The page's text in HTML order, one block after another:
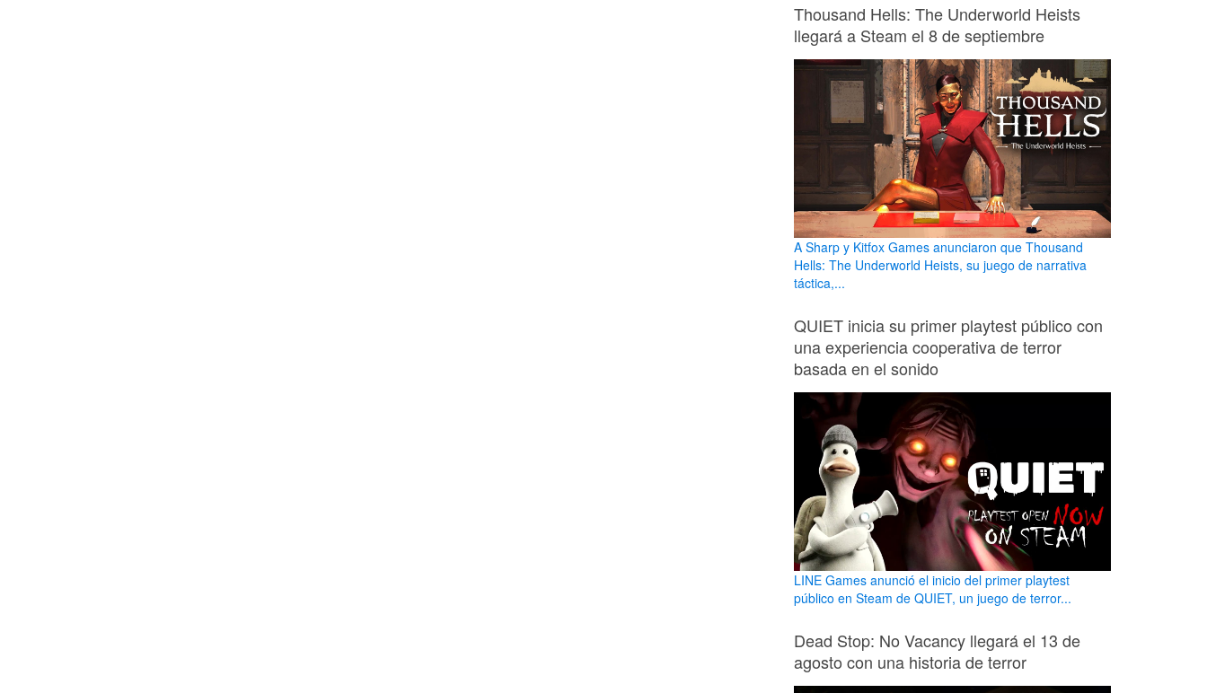
Thousand Hells: The Underworld Heists
llegará a Steam el 8 de septiembre
A Sharp y Kitfox Games anunciaron que Thousand
Hells: The Underworld Heists, su juego de narrativa
táctica,...
QUIET inicia su primer playtest público con
una experiencia cooperativa de terror
basada en el sonido
LINE Games anunció el inicio del primer playtest
público en Steam de QUIET, un juego de terror...
Dead Stop: No Vacancy llegará el 13 de
agosto con una historia de terror